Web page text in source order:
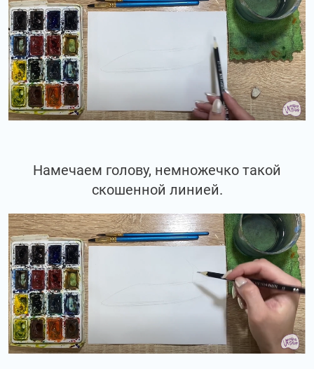
Намечаем голову, немножечко такой
скошенной линией.